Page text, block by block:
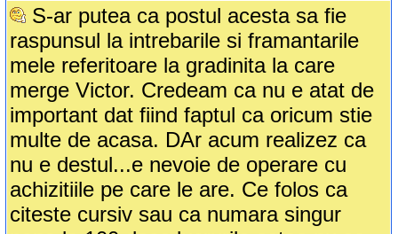
S-ar putea ca postul acesta sa fie
raspunsul la intrebarile si framantarile
mele referitoare la gradinita la care
merge Victor. Credeam ca nu e atat de
important dat fiind faptul ca oricum stie
multe de acasa. DAr acum realizez ca
nu e destul...e nevoie de operare cu
achizitiile pe care le are. Ce folos ca
citeste cursiv sau ca numara singur